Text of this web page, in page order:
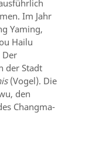
Im Jahr
Yaming,
Hailu
Der
der Stadt
(Vogel). Die
den
Changma-